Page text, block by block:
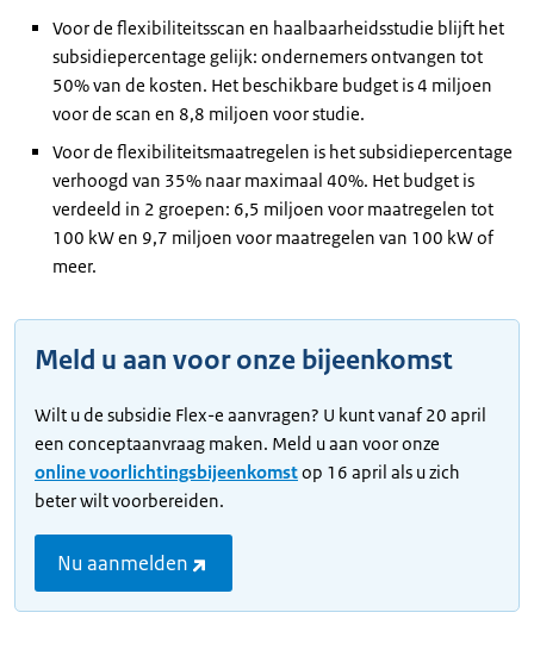
Voor de flexibiliteitsscan en haalbaarheidsstudie blijft het
subsidiepercentage gelijk: ondernemers ontvangen tot
50% van de kosten. Het beschikbare budget is 4 miljoen
voor de scan en 8,8 miljoen voor studie.
Voor de flexibiliteitsmaatregelen is het subsidiepercentage
verhoogd van 35% naar maximaal 40%. Het budget is
verdeeld in 2 groepen: 6,5 miljoen voor maatregelen tot
100 kW en 9,7 miljoen voor maatregelen van 100 kW of
meer.
Meld u aan voor onze bijeenkomst
Wilt u de subsidie Flex-e aanvragen? U kunt vanaf 20 april
een conceptaanvraag maken. Meld u aan voor onze
online voorlichtingsbijeenkomstop 16 april als u zich
beter wilt voorbereiden.
Nu aanmelden